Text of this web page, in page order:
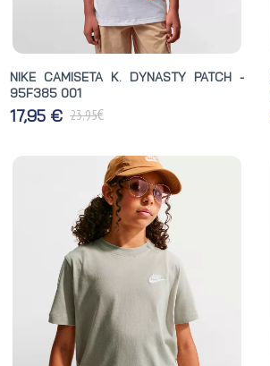
NIKE CAMISETA K. DYNASTY PATCH -
95F385 001
17,95 € 23,95€